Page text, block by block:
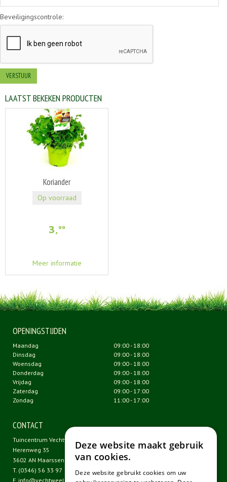
Beveiligingscontrole:
LAATST BEKEKEN PRODUCTEN
Koriander
3,99
Meer informatie
Op voorraad
OPENINGSTIJDEN
Maandag
09:00 - 18:00
Dinsdag
09:00 - 18:00
Woensdag
09:00 - 18:00
Donderdag
09:00 - 18:00
Vrijdag
09:00 - 18:00
Zaterdag
09:00 - 17:00
Zondag
11:00 - 17:00
CONTACT
Tuincentrum Vechtweelde
Herenweg 35
3602 AN Maarssen
T. (0346) 56 33 97
E. info@vechtweelde.nl
Deze website maakt gebruik
van cookies.
Deze website gebruikt cookies om uw